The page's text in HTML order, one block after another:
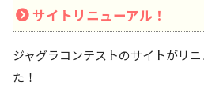
サイトリニューアル！
ジャグラコンテストのサイトがリ
た！